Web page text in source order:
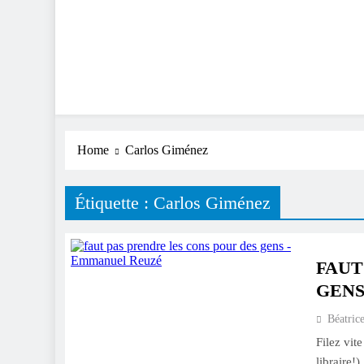
Home Carlos Giménez
Étiquette : Carlos Giménez
Béatrice
Filez
libraire!)